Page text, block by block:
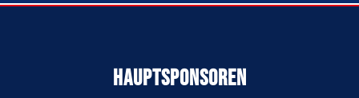
Hauptsponsoren